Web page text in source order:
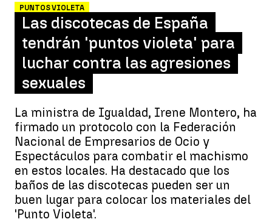
PUNTOS VIOLETA
Las discotecas de España
tendrán 'puntos violeta' para
luchar contra las agresiones
sexuales
La ministra de Igualdad, Irene Montero, ha
firmado un protocolo con la Federación
Nacional de Empresarios de Ocio y
Espectáculos para combatir el machismo
en estos locales. Ha destacado que los
baños de las discotecas pueden ser un
buen lugar para colocar los materiales del
'Punto Violeta'.